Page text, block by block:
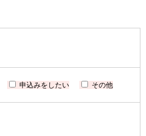
申込みをしたい その他